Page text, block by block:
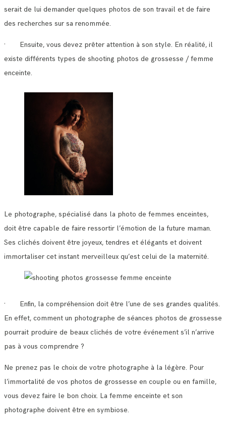
serait de lui demander quelques photos de son travail et de faire
des recherches sur sa renommée.
· Ensuite, vous devez prêter attention à son style. En réalité, il
existe différents types de shooting photos de grossesse / femme
enceinte.
Le photographe, spécialisé dans la photo de femmes enceintes,
doit être capable de faire ressortir l’émotion de la future maman.
Ses clichés doivent être joyeux, tendres et élégants et doivent
immortaliser cet instant merveilleux qu’est celui de la maternité.
· Enfin, la compréhension doit être l’une de ses grandes qualités.
En effet, comment un photographe de séances photos de grossesse
pourrait produire de beaux clichés de votre événement s’il n’arrive
pas à vous comprendre ?
Ne prenez pas le choix de votre photographe à la légère. Pour
l’immortalité de vos photos de grossesse en couple ou en famille,
vous devez faire le bon choix. La femme enceinte et son
photographe doivent être en symbiose.